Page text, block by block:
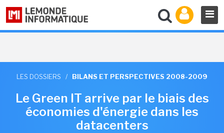
LES DOSSIERS / BILANS ET PERSPECTIVES 2008-2009
Le Green IT arrive par le biais des
économies d'énergie dans les
datacenters